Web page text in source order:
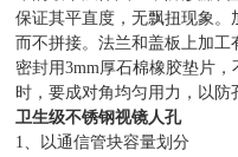
保证其平直度，无飘扭现象。
而不拼接。法兰和盖板上加工
密封用3mm厚石棉橡胶垫片
时，要成对角均匀用力，以防
卫生级不锈钢视镜人孔
1、以通信管块容量划分